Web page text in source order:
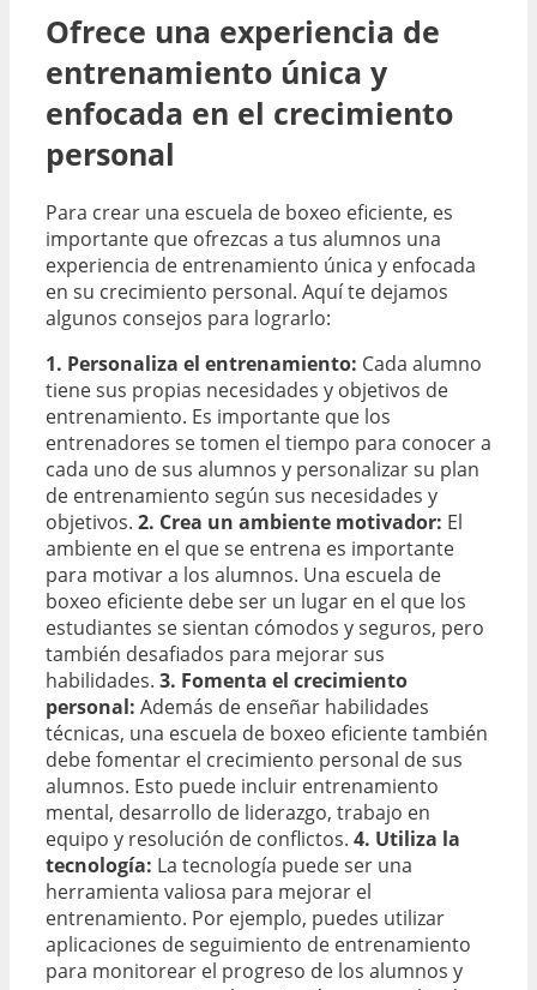
Ofrece una experiencia de
entrenamiento única y
enfocada en el crecimiento
personal
Para crear una escuela de boxeo eficiente, es
importante que ofrezcas a tus alumnos una
experiencia de entrenamiento única y enfocada
en su crecimiento personal. Aquí te dejamos
algunos consejos para lograrlo:
1. Personaliza el entrenamiento: Cada alumno
tiene sus propias necesidades y objetivos de
entrenamiento. Es importante que los
entrenadores se tomen el tiempo para conocer a
cada uno de sus alumnos y personalizar su plan
de entrenamiento según sus necesidades y
objetivos. 2. Crea un ambiente motivador: El
ambiente en el que se entrena es importante
para motivar a los alumnos. Una escuela de
boxeo eficiente debe ser un lugar en el que los
estudiantes se sientan cómodos y seguros, pero
también desafiados para mejorar sus
habilidades. 3. Fomenta el crecimiento
personal: Además de enseñar habilidades
técnicas, una escuela de boxeo eficiente también
debe fomentar el crecimiento personal de sus
alumnos. Esto puede incluir entrenamiento
mental, desarrollo de liderazgo, trabajo en
equipo y resolución de conflictos. 4. Utiliza la
tecnología: La tecnología puede ser una
herramienta valiosa para mejorar el
entrenamiento. Por ejemplo, puedes utilizar
aplicaciones de seguimiento de entrenamiento
para monitorear el progreso de los alumnos y